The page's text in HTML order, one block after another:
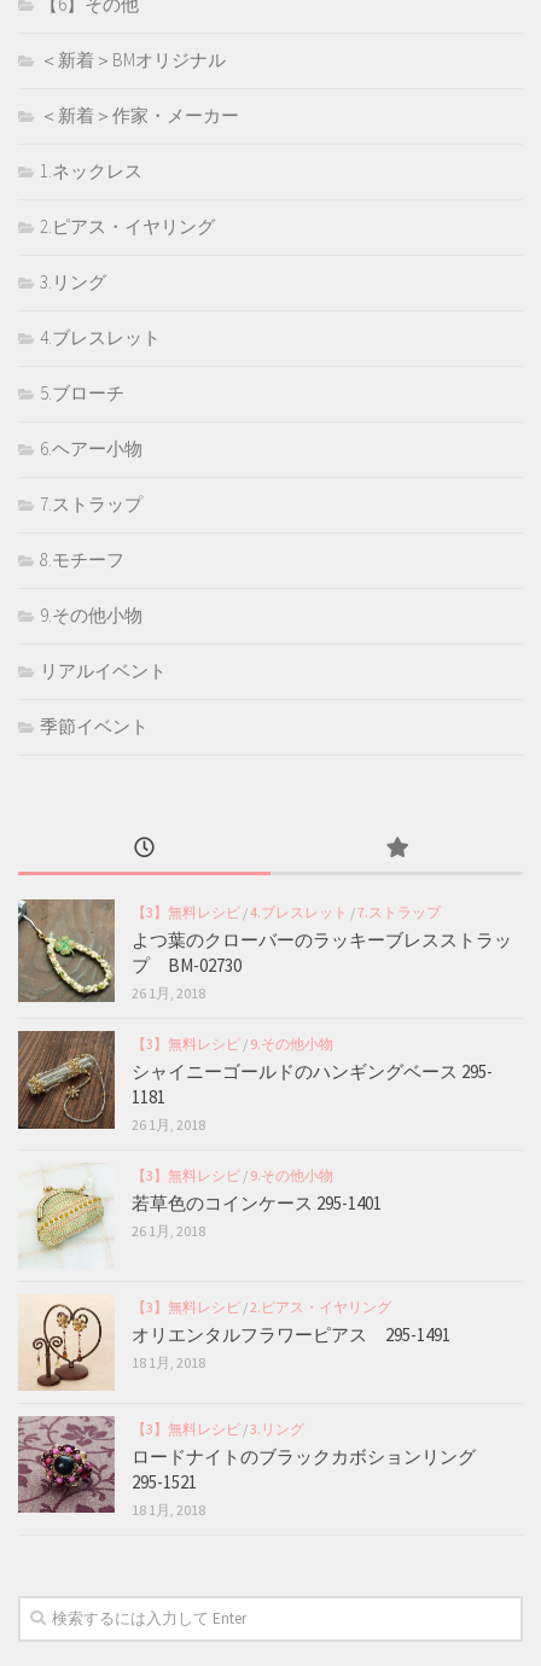
＜新着＞BMオリジナル
＜新着＞作家・メーカー
1.ネックレス
2.ピアス・イヤリング
3.リング
4.ブレスレット
5.ブローチ
6.ヘアー小物
7.ストラップ
8.モチーフ
9.その他小物
リアルイベント
季節イベント
【3】無料レシピ /4.ブレスレット /7.ストラップ
よつ葉のクローバーのラッキーブレスストラッ
プ BM-02730
26 1月, 2018
【3】無料レシピ / 9.その他小物
シャイニーゴールドのハンギングベース 295-
1181
26 1月, 2018
【3】無料レシピ / 9.その他小物
若草色のコインケース 295-1401
26 1月, 2018
【3】無料レシピ /2.ピアス・イヤリング
オリエンタルフラワーピアス 295-1491
18 1月, 2018
【3】無料レシピ /3.リング
ロードナイトのブラックカボションリング
295-1521
18 1月, 2018